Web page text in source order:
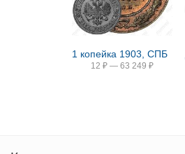
1 копейка 1903, СПБ
12 ₽ — 63 249 ₽